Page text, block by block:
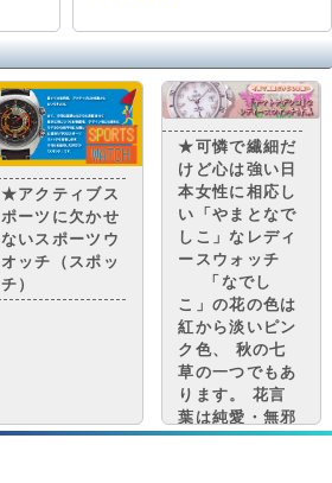
★アクティブス
ポーツに欠かせ
ないスポーツウ
オッチ（スポッ
チ）
★可憐で繊細だ
けど心は強い日
本女性に相応し
い「やまとなで
しこ」なレディ
ースウォッチ
「なでし
こ」の花の色は
紅から淡いピン
ク色、 秋の七
草の一つでもあ
ります。 花言
葉は純愛・無邪
気。 ちなみに